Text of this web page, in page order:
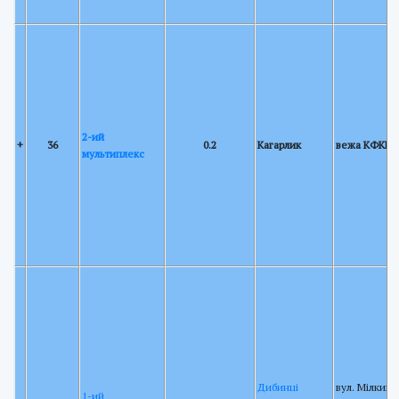
+ 36
2-ий
мультиплекс
0.2 Кагарлик вежа
1-ий
Дибинці
вул. Мілкий